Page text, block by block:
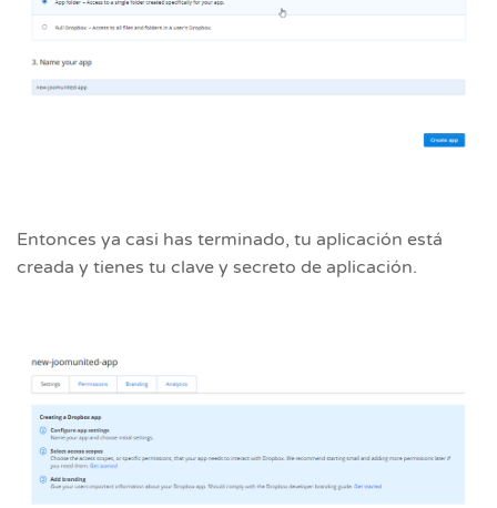
Entonces ya casi has terminado, tu aplicación está
creada y tienes tu clave y secreto de aplicación.